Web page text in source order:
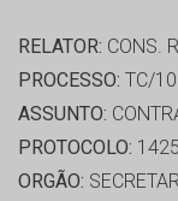
RELATOR: CONS.
PROCESSO: TC/
ASSUNTO:
PROTOCOLO:
ORGÃO: